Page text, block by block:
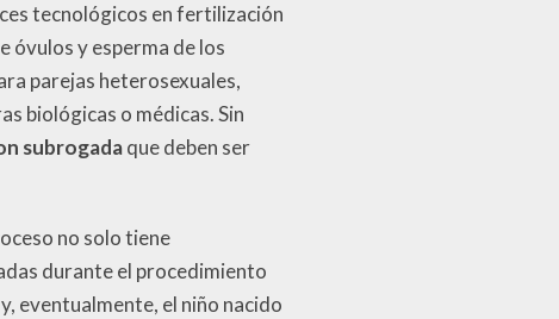
tecnológicos en fertilización
óvulos y esperma de los
parejas heterosexuales,
biológicas o médicas. Sin
subrogadaque deben ser
no solo tiene
durante el procedimiento
eventualmente, el niño nacido